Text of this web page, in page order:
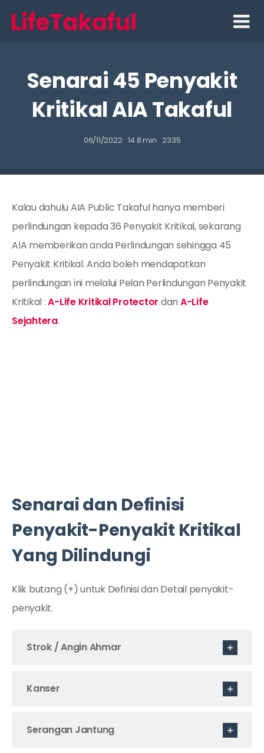
Senarai 45 Penyakit
Kritikal AIA Takaful
06/11/2022 14.8 min 2335
Kalau dahulu AIA Public Takaful hanya memberi
perlindungan kepada 36 Penyakit Kritikal, sekarang
AIA memberikan anda Perlindungan sehingga 45
Penyakit Kritikal. Anda boleh mendapatkan
perlindungan ini melalui Pelan Perlindungan Penyakit
Kritikal :A-Life Kritikal Protector dan A-Life
Sejahtera.
Senarai dan Definisi
Penyakit-Penyakit Kritikal
Yang Dilindungi
Klik butang (+) untuk Definisi dan Detail penyakit-
penyakit.
Strok / Angin Ahmar
Kanser
Serangan Jantung